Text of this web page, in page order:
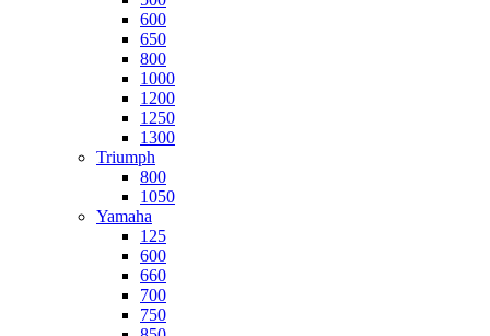
600
650
800
1000
1200
1250
1300
Triumph
800
1050
Yamaha
125
600
660
700
750